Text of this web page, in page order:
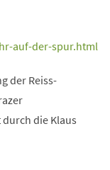
auf-der-spur.html
der Reiss-
die Klaus